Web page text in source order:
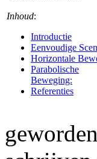
Inhoud:
Introductie
Eenvoudige
Horizontale
Parabolische
Beweging:
Referenties